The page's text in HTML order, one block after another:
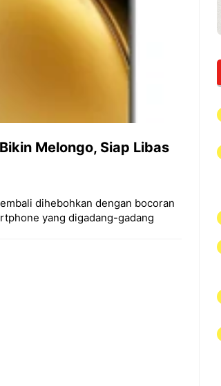
Melongo, Siap Libas
dihebohkan dengan bocoran
yang digadang-gadang